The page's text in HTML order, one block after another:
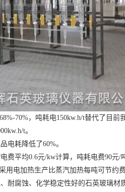
70%，吨耗电150kw.h/t替代了目前
t。
耗降低了60%。
平均0.6元/kw计算，吨耗电费90元/
电加热生产比蒸汽加热每吨可节约
腐蚀、化学稳定性好的石英玻璃材